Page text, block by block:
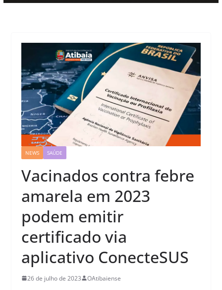
NEWS SAÚDE
Vacinados contra febre
amarela em 2023
podem emitir
certificado via
aplicativo ConecteSUS
26 de julho de 2023 OAtibaiense